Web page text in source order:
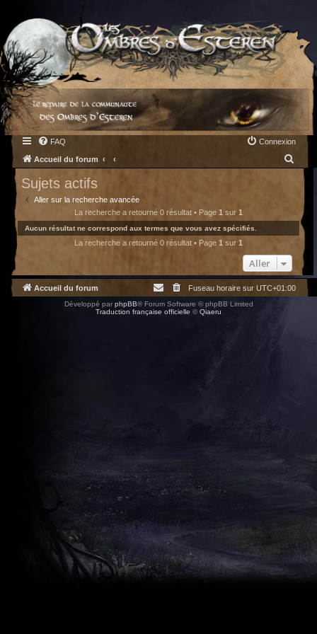
FAQ Connexion
Accueil du forum
h
Sujets actifs
Aller sur la recherche avancée
La recherche a retourné 0 résultat • Page 1 sur 1
Aucun résultat ne correspond aux termes que vous avez spécifiés.
La recherche a retourné 0 résultat • Page 1 sur 1
Aller
Accueil du forum Fuseau horaire sur UTC+01:00
Développé par phpBB® Forum Software © phpBB Limited
Traduction française officielle ©Qiaeru